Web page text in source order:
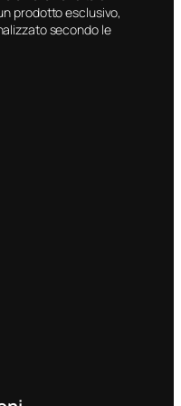
prodotto esclusivo,
secondo le